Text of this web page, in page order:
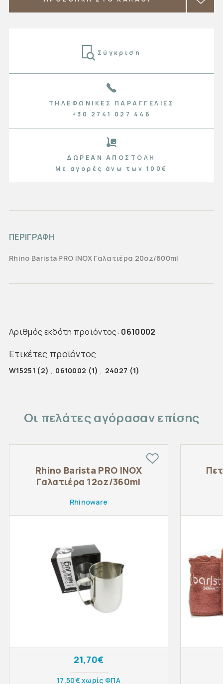
ΠΕΡΙΓΡΑΦΗ
Rhino Barista PRO INOX Γαλατιέρα 20oz/600ml
Σύγκριση
ΤΗΛΕΦΩΝΙΚΈΣ ΠΑΡΑΓΓΕΛΊΕΣ
+30 2741 027 446
ΔΩΡΕΆΝ ΑΠΟΣΤΟΛΉ
Με αγορές άνω των 100€
Αριθμός εκδότη προϊόντος: 0610002
Ετικέτες προϊόντος
W15251 (2) , 0610002 (1) , 24027 (1)
Οι πελάτες αγόρασαν επίσης
Rhino Barista PRO INOX
Γαλατιέρα 12oz/360ml
Rhinoware
21,70€
17,50€ χωρίς ΦΠΑ